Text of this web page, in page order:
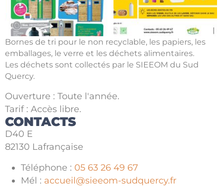
Bornes de tri pour le non recyclable, les papiers, les
emballages, le verre et les déchets alimentaires.
Les déchets sont collectés par le SIEEOM du Sud
Quercy.
Ouverture : Toute l'année.
Tarif : Accès libre.
CONTACTS
D40 E
82130 Lafrançaise
Téléphone : 05 63 26 49 67
Mél : accueil@sieeom-sudquercy.fr